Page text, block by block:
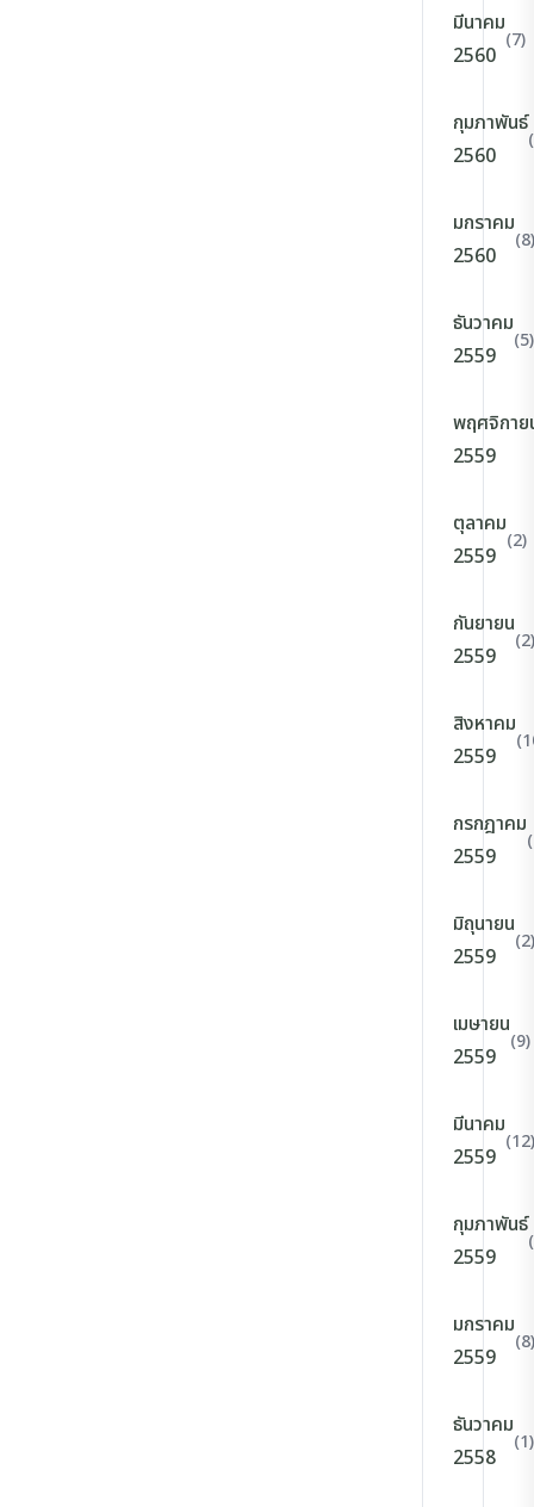
มีนาคม
2560
(7)
กุมภาพันธ์
2560
มกราคม
2560
(8)
ธันวาคม
2559
(5)
พฤศจิกาย
2559
ตุลาคม
2559
(2)
กันยายน
2559
(2)
สิงหาคม
2559
กรกฎาคม
2559
มิถุนายน
2559
(2)
เมษายน
2559
(9)
มีนาคม
2559
(12)
กุมภาพันธ์
2559
มกราคม
2559
(8)
ธันวาคม
2558
(1)